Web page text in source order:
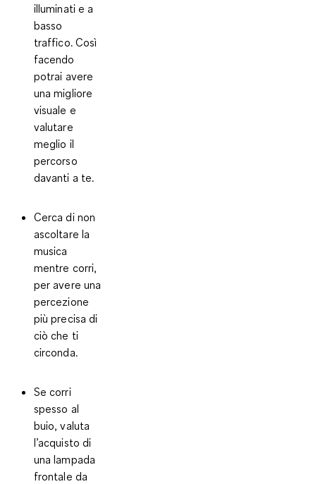
illuminati e a
basso
traffico. Così
facendo
potrai avere
una migliore
visuale e
valutare
meglio il
percorso
davanti a te.
Cerca di non
ascoltare la
musica
mentre corri,
per avere una
percezione
più precisa di
ciò che ti
circonda.
Se corri
spesso al
buio, valuta
l’acquisto di
una lampada
frontale da